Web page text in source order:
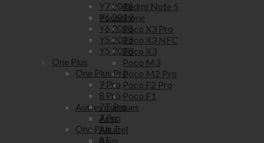
Redmi Note 5
Pocophone
Poco X3 Pro
Poco X3 NFC
Poco X3
Poco M3
Poco M2 Pro
Poco F2 Pro
Poco F1
Autres marques
Acer
Alcatel
Asus
Y7 2018
Y6 2019
Y6 2018
Y5 2019
Y5 2018
One Plus
One Plus Pro
9 Pro
8 Pro
7T Pro
7 Pro
One Plus T
8T